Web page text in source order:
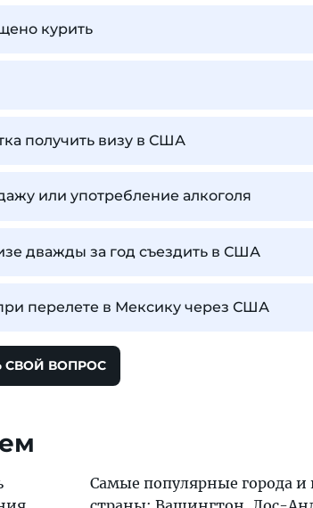
курить
получить визу в США
или употребление алкоголя
дважды за год съездить в США
перелете в Мексику через США
СВОЙ ВОПРОС
Самые популярные города и